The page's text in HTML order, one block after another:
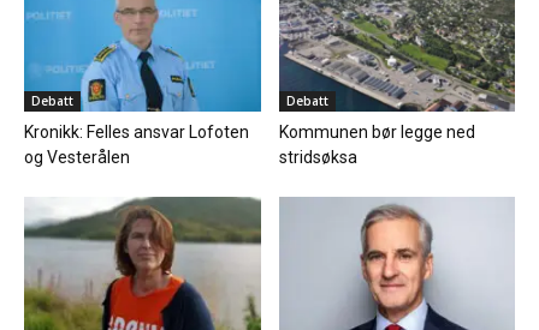
Debatt
Kronikk: Felles ansvar Lofoten
og Vesterålen
Debatt
Kommunen bør legge ned
stridsøksa